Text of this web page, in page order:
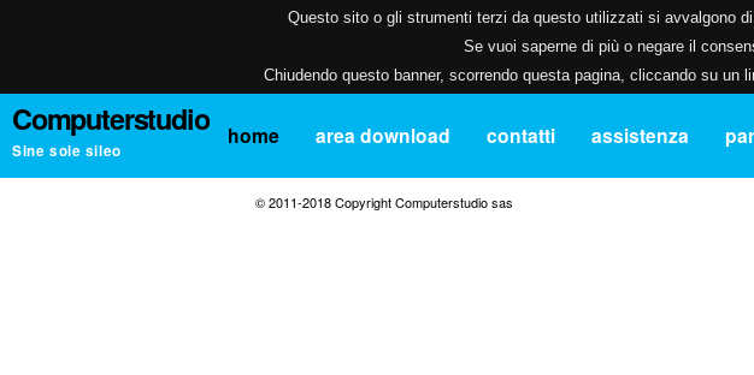
Questo sito o gli strumenti terzi da questo utilizzati si avvalgono
Se vuoi saperne di più o negare il
Chiudendo questo banner, scorrendo questa pagina, cliccando su un
Computerstudio
Sine sole sileo
home area download contatti assistenza
© 2011-2018 Copyright Computerstudio sas